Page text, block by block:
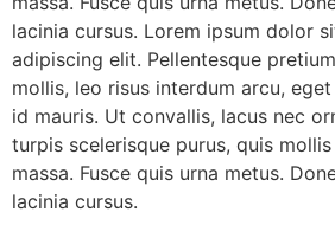
lacinia cursus. Lorem ipsum dolor
adipiscing elit. Pellentesque
mollis, leo risus interdum arcu,
id mauris. Ut convallis, lacus nec
turpis scelerisque purus, quis
massa. Fusce quis urna metus.
lacinia cursus.